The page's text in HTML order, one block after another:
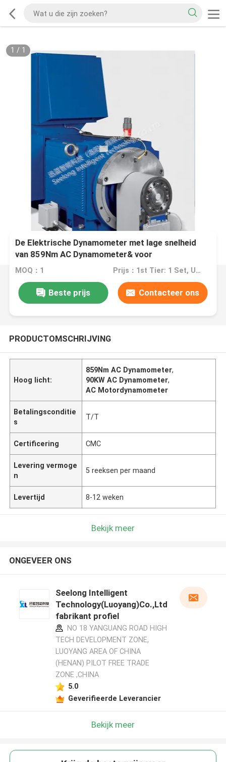
1 / 1
De Elektrische Dynamometer met lage snelheid
van 859Nm AC Dynamometer& voor
Versnellingsbaktest
MOQ：1 Prijs：1st Tier: 1 Set, Unit Price USD 3.00 2nd Tier: 2-5 Sets, Unit Price USD 2.00 3rd Tier: Over 5 Sets, Unit Price USD 1.00
Beste prijs Contacteer ons
PRODUCTOMSCHRIJVING
Hoog licht:
859Nm AC Dynamometer,
90KW AC Dynamometer,
AC Motordynamometer
Betalingsconditie
s
T/T
Certificering CMC
Levering vermoge
n
5 reeksen per maand
Levertijd 8-12 weken
Bekijk meer
ONGEVEER ONS
Seelong Intelligent
Technology(Luoyang)Co.,Ltd
fabrikant profiel
NO 18 YANGUANG ROAD HIGH
TECH DEVELOPMENT ZONE,
LUOYANG AREA OF CHINA
(HENAN) PILOT FREE TRADE
ZONE ,CHINA
5.0
Geverifieerde Leverancier
Bekijk meer